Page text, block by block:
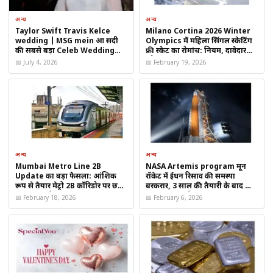
वृषभ राशि
वृषभ राशि वालों के लिए यह योग अचानक धन लाभलेकर आ सकता है।
पुराना निवेश, प्रॉपर्टी या रुका हुआ पैसा वापस मिलने के संकेत हैं। नौकरीपेशा
लोगों को प्रमोशन या सैलरी इंक्रीमेंट की खुशखबरी मिल सकती है।
सिंह राशि
अन्य
Taylor Swift Travis Kelce
wedding | MSG mein हुआ सदी
की सबसे बड़ा Celeb Wedding
2026
📅 July 4, 2026
अन्य
Milano Cortina 2026 Winter
Olympics में महिला सिंगल स्केटिंग
फ्री स्केट का रोमांच: नियम, दावेदार
और पूरा शेड्यूल जानें
📅 February 19, 2026
अन्य
Mumbai Metro Line 2B
Update का बड़ा फैसला: आंशिक
रूप से तैयार मेट्रो 2B कॉरिडोर पर छठे
स्टेशन की योजना
📅 February 18, 2026
अन्य
NASA Artemis program मून
रॉकेट में ईंधन रिसाव की समस्या
बरकरार, 3 साल की तैयारी के बाद भी
क्यों नहीं सुलझी?
📅 February 6, 2026